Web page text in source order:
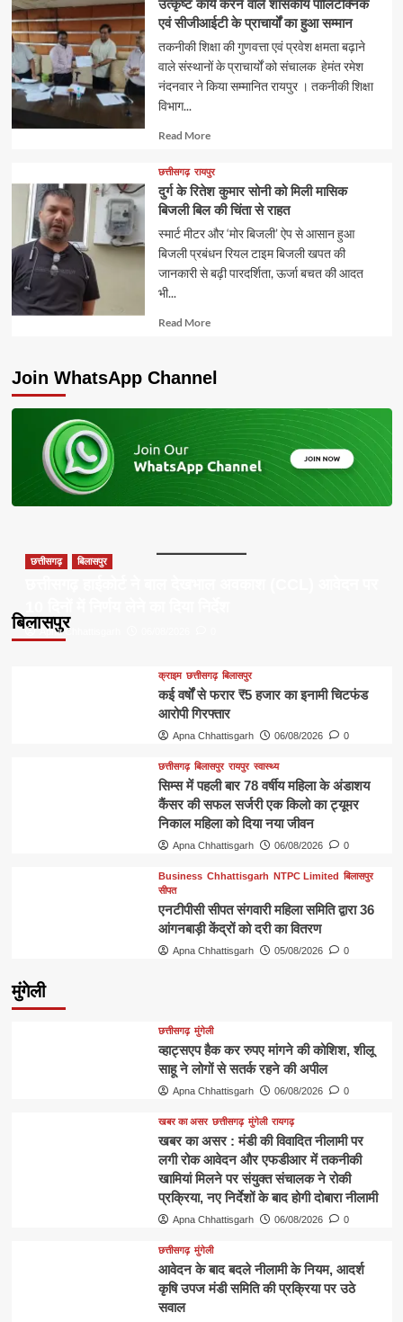
उत्कृष्ट कार्य करने वाले शासकीय पॉलिटेक्निक
एवं सीजीआईटी के प्राचार्यों का हुआ सम्मान
तकनीकी शिक्षा की गुणवत्ता एवं प्रवेश क्षमता बढ़ाने
वाले संस्थानों के प्राचार्यों को संचालक हेमंत रमेश
नंदनवार ने किया सम्मानित रायपुर । तकनीकी शिक्षा
विभाग...
Read MoreRead
about
छत्तीसगढ़ रायपुर
दुर्ग के रितेश कुमार सोनी को मिली मासिक
बिजली बिल की चिंता से राहत
स्मार्ट मीटर और ‘मोर बिजली’ ऐप से आसान हुआ
बिजली प्रबंधन रियल टाइम बिजली खपत की
जानकारी से बढ़ी पारदर्शिता, ऊर्जा बचत की आदत
भी...
Read MoreRead
Join WhatsApp Channel
बिलासपुर
छत्तीसगढ़ बिलासपुर
Apna Chhattisgarh
क्राइम छत्तीसगढ़ बिलासपुर
कई वर्षों से फरार ₹5 हजार का इनामी चिटफंड
आरोपी गिरफ्तार
Apna Chhattisgarh 06/08/2026 0
छत्तीसगढ़ बिलासपुर रायपुर स्वास्थ्य
सिम्स में पहली बार 78 वर्षीय महिला के अंडाशय
कैंसर की सफल सर्जरी एक किलो का ट्यूमर
निकाल महिला को दिया नया जीवन
Apna Chhattisgarh 06/08/2026 0
Business Chhattisgarh NTPC Limited बिलासपुर
सीपत
एनटीपीसी सीपत संगवारी महिला समिति द्वारा 36
आंगनबाड़ी केंद्रों को दरी का वितरण
Apna Chhattisgarh 05/08/2026 0
मुंगेली
छत्तीसगढ़ मुंगेली
व्हाट्सएप हैक कर रुपए मांगने की कोशिश, शीलू
साहू ने लोगों से सतर्क रहने की अपील
Apna Chhattisgarh 06/08/2026 0
खबर का असर छत्तीसगढ़ मुंगेली रायगढ़
खबर का असर : मंडी की विवादित नीलामी पर
लगी रोक आवेदन और एफडीआर में तकनीकी
खामियां मिलने पर संयुक्त संचालक ने रोकी
प्रक्रिया, नए निर्देशों के बाद होगी दोबारा नीलामी
Apna Chhattisgarh 06/08/2026 0
छत्तीसगढ़ मुंगेली
आवेदन के बाद बदले नीलामी के नियम, आदर्श
कृषि उपज मंडी समिति की प्रक्रिया पर उठे
सवाल